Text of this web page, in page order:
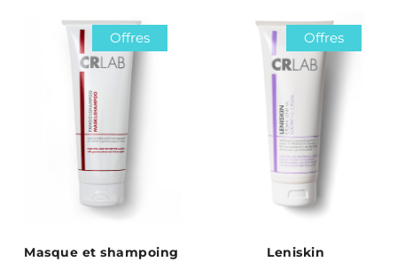
Offres
Masque et shampoing
Offres
Leniskin